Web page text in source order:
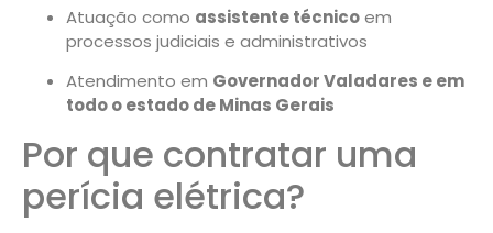
Atuação como assistente técnicoem
processos judiciais e administrativos
Atendimento em Governador Valadares e em
todo o estado de Minas Gerais
Por que contratar uma
perícia elétrica?